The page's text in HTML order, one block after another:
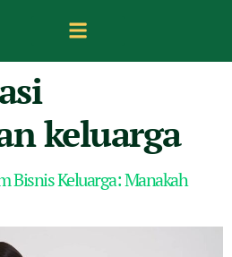
keluarga
Bisnis Keluarga: Manakah